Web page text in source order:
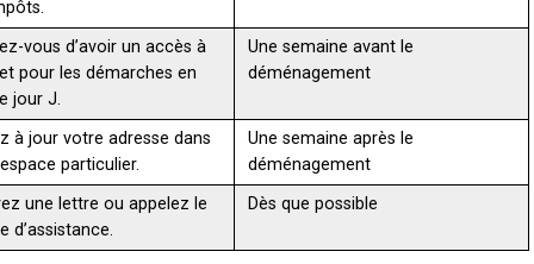
vous d’avoir un accès à
pour les démarches en
jour J.
Une semaine avant le
déménagement
à jour votre adresse dans
particulier.
Une semaine après le
déménagement
une lettre ou appelez le
d’assistance.
Dès que possible